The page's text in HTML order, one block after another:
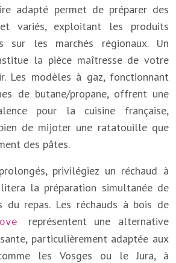
adapté permet de préparer des
variés, exploitant les produits
sur les marchés régionaux. Un
la pièce maîtresse de votre
Les modèles à gaz, fonctionnant
de butane/propane, offrent une
pour la cuisine française,
de mijoter une ratatouille que
des pâtes.
privilégiez un réchaud à
la préparation simultanée de
du repas. Les réchauds à bois de
représentent une alternative
particulièrement adaptée aux
les Vosges ou le Jura, à